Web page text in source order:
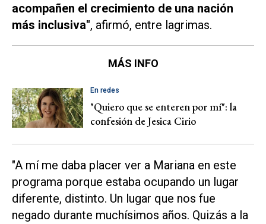
acompañen el crecimiento de una nación
más inclusiva", afirmó, entre lagrimas.
MÁS INFO
En redes
"Quiero que se enteren por mí": la
confesión de Jesica Cirio
"A mí me daba placer ver a Mariana en este
programa porque estaba ocupando un lugar
diferente, distinto. Un lugar que nos fue
negado durante muchísimos años. Quizás a la